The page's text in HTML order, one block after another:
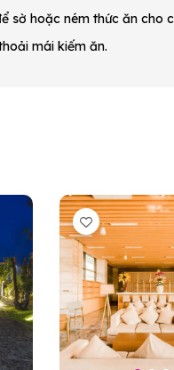
sờ hoặc ném thức ăn cho
mái kiếm ăn.